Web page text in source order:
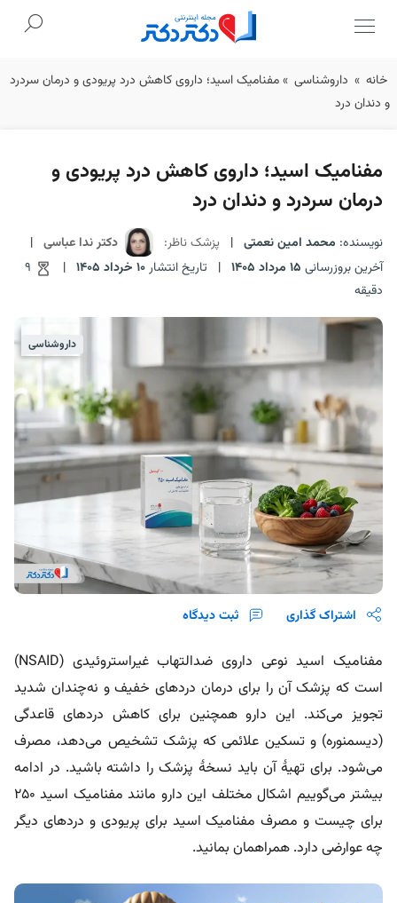
Skip
خانه » داروشناسی »مفنامیک اسید؛ داروی کاهش درد پریودی و درمان سردرد
و دندان درد
مفنامیک اسید؛ داروی کاهش درد پریودی و
درمان سردرد و دندان درد
نویسنده: محمد امین نعمتی | پزشک ناظر: دکتر ندا عباسی |
آخرین بروزرسانی 15 مرداد 1405 | تاریخ انتشار10 خرداد 1405 |
9
دقیقه
داروشناسی
اشتراک گذاری ثبت دیدگاه
مفنامیک اسید نوعی داروی ضدالتهاب غیراستروئیدی (NSAID)
است که پزشک آن را برای درمان دردهای خفیف و نه‌چندان شدید
تجویز می‌کند. این دارو همچنین برای کاهش دردهای قاعدگی
(دیسمنوره) و تسکین علائمی که پزشک تشخیص می‌دهد، مصرف
می‌شود. برای تهیۀ آن باید نسخۀ پزشک را داشته باشید. در ادامه
بیشتر می‌گوییم اشکال مختلف این دارو مانند مفنامیک اسید 250
برای چیست و مصرف مفنامیک اسید برای پریودی و دردهای دیگر
چه عوارضی دارد. همراهمان بمانید.